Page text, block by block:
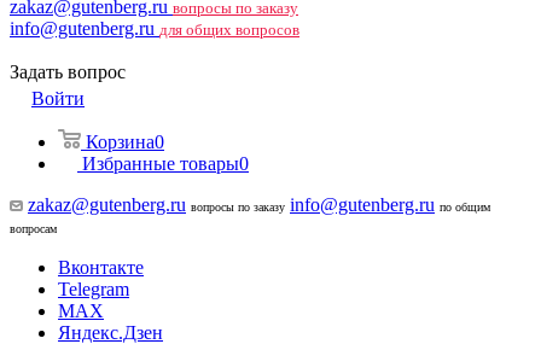
zakaz@gutenberg.ru вопросы по заказу
info@gutenberg.ru для общих вопросов
Задать вопрос
Войти
Корзина0
Избранные товары0
zakaz@gutenberg.ru вопросы по заказу info@gutenberg.ru по общим
вопросам
Вконтакте
Telegram
MAX
Яндекс.Дзен